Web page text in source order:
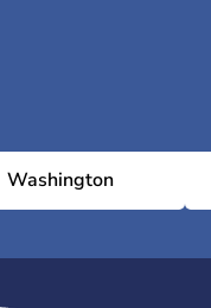
Washington